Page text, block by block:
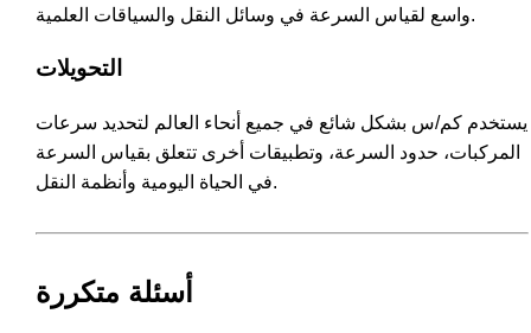
واسع لقياس السرعة في وسائل النقل والسياقات العلمية.
التحويلات
يستخدم كم/س بشكل شائع في جميع أنحاء العالم لتحديد سرعات
المركبات، حدود السرعة، وتطبيقات أخرى تتعلق بقياس السرعة
في الحياة اليومية وأنظمة النقل.
أسئلة متكررة